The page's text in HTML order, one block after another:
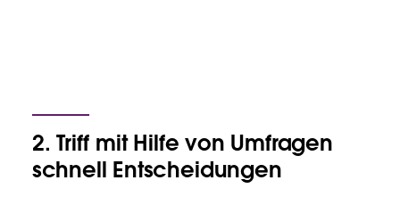
2. Triff mit Hilfe von Umfragen
schnell Entscheidungen